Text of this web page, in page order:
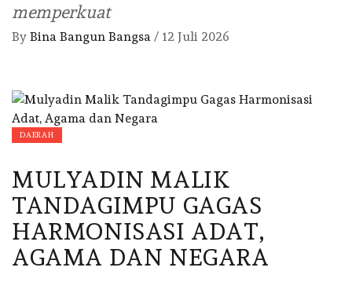
memperkuat
By Bina Bangun Bangsa / 12 Juli 2026
DAERAH
MULYADIN MALIK
TANDAGIMPU GAGAS
HARMONISASI ADAT,
AGAMA DAN NEGARA